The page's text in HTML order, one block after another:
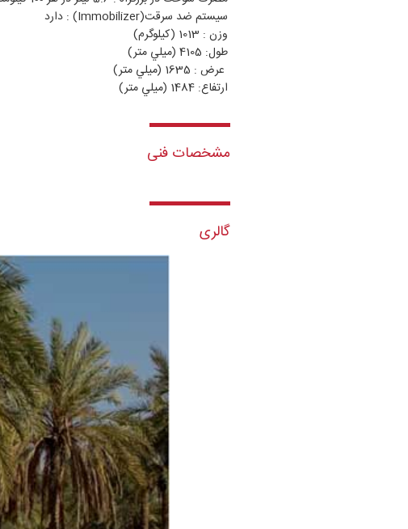
سيستم ضد سرقت(Immobilizer) : دارد
وزن : 1013 (كيلوگرم)
طول: 4105 (ميلي متر)
عرض : 1635 (ميلي متر)
ارتفاع: 1484 (ميلي متر)
مشخصات فنی
گالری